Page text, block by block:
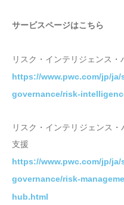
サービスページはこちら
リスク・インテリジェンス・
https://www.pwc.com/jp/
governance/risk-
リスク・インテリジェンス
支援
https://www.pwc.com/jp/
governance/risk-
hub.html